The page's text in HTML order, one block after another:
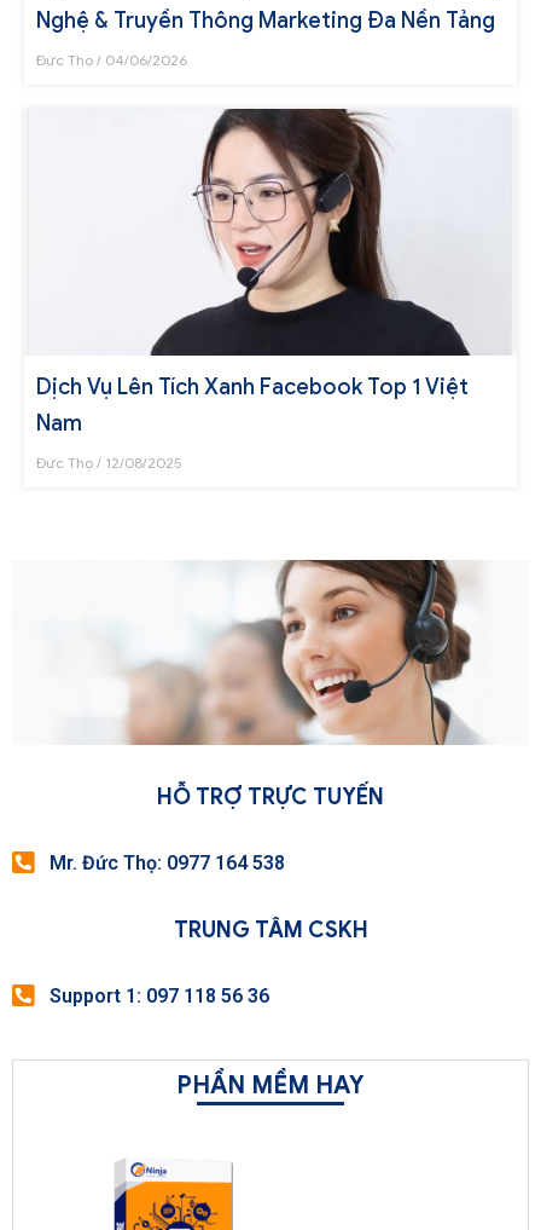
Nghệ & Truyền Thông Marketing Đa Nền Tảng
Đức Thọ 04/06/2026
Dịch Vụ Lên Tích Xanh Facebook Top 1 Việt
Nam
Đức Thọ 12/08/2025
HỖ TRỢ TRỰC TUYẾN
Mr. Đức Thọ: 0977 164 538
TRUNG TÂM CSKH
Support 1: 097 118 56 36
PHẦN MỀM HAY